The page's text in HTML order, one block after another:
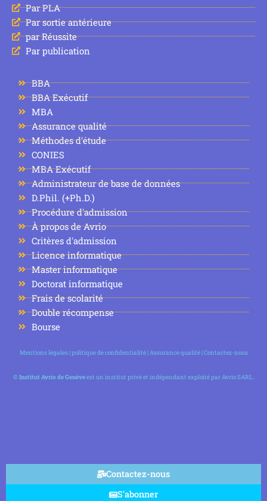
Par PLA
Par sortie antérieure
par Réussite
Par publication
BBA
BBA Exécutif
MBA
Assurance qualité
Méthodes d'étude
CONIES
MBA Exécutif
Administrateur de base de données
D.Phil. (+Ph.D.)
Procédure d'admission
À propos de Avrio
Critères d'admission
Licence informatique
Master informatique
Doctorat informatique
Frais de scolarité
Double récompense
Bourse
Mentions légales|politique de confidentialité|Assurance qualité|Contactez-nous
©Institut Avrio de Genèveest un institut privé et indépendant exploité par Avrio SARL.
Contactez-nous
S'abonner